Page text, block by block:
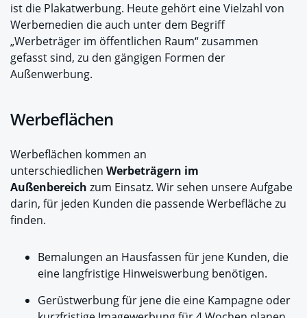
ist die Plakatwerbung. Heute gehört eine Vielzahl von
Werbemedien die auch unter dem Begriff
„Werbeträger im öffentlichen Raum“ zusammen
gefasst sind, zu den gängigen Formen der
Außenwerbung.
Werbeflächen
Werbeflächen kommen an
unterschiedlichen Werbeträgern im
Außenbereich zum Einsatz. Wir sehen unsere Aufgabe
darin, für jeden Kunden die passende Werbefläche zu
finden.
Bemalungen an Hausfassen für jene Kunden, die
eine langfristige Hinweiswerbung benötigen.
Gerüstwerbung für jene die eine Kampagne oder